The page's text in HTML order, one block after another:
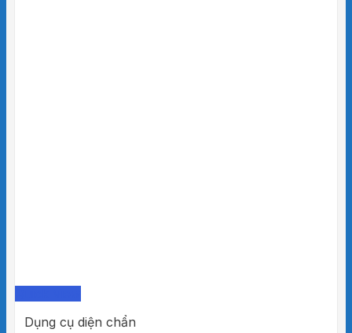
Dụng cụ diện chẩn